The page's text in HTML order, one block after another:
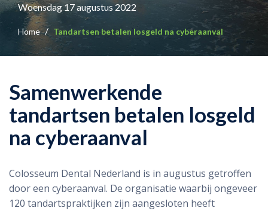
Woensdag 17 augustus 2022
Home Tandartsen betalen losgeld na cyberaanval
Samenwerkende
tandartsen betalen losgeld
na cyberaanval
Colosseum Dental Nederland is in augustus getroffen
door een cyberaanval. De organisatie waarbij ongeveer
120 tandartspraktijken zijn aangesloten heeft